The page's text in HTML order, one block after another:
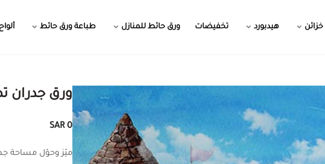
خزائن هيدبورد تخفيضات ورق حائط للمنازل طباعة ورق حائط
ورق جدران
0 SAR
ميّز وحوّل مساحة